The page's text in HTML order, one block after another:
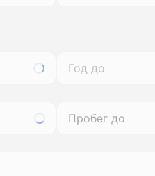
Год до